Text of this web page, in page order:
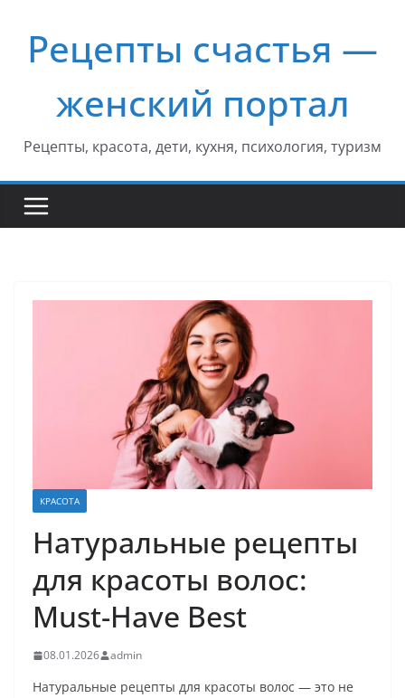
содержимому
Рецепты счастья —
женский портал
Рецепты, красота, дети, кухня, психология, туризм
КРАСОТА
Натуральные рецепты
для красоты волос:
Must-Have Best
08.01.2026 admin
Натуральные рецепты для красоты волос — это не